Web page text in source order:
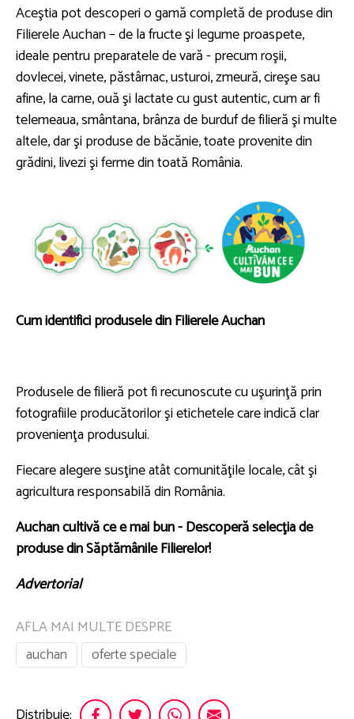
Aceştia pot descoperi o gamă completă de produse din
Filierele Auchan – de la fructe şi legume proaspete,
ideale pentru preparatele de vară - precum roşii,
dovlecei, vinete, păstârnac, usturoi, zmeură, cireşe sau
afine, la carne, ouă şi lactate cu gust autentic, cum ar fi
telemeaua, smântana, brânza de burduf de filieră şi multe
altele, dar şi produse de băcănie, toate provenite din
grădini, livezi şi ferme din toată România.
Cum identifici produsele din Filierele Auchan
Produsele de filieră pot fi recunoscute cu uşurinţă prin
fotografiile producătorilor şi etichetele care indică clar
provenienţa produsului.
Fiecare alegere susţine atât comunităţile locale, cât şi
agricultura responsabilă din România.
Auchan cultivă ce e mai bun - Descoperă selecţia de
produse din Săptămânile Filierelor!
Advertorial
AFLA MAI MULTE DESPRE
auchan
oferte speciale